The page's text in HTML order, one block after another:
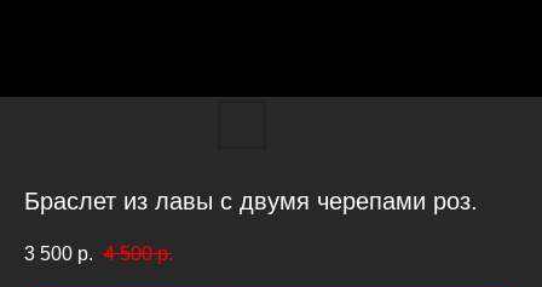
Браслет из лавы с двумя черепами роз.
3 500 р. 4 500 р.